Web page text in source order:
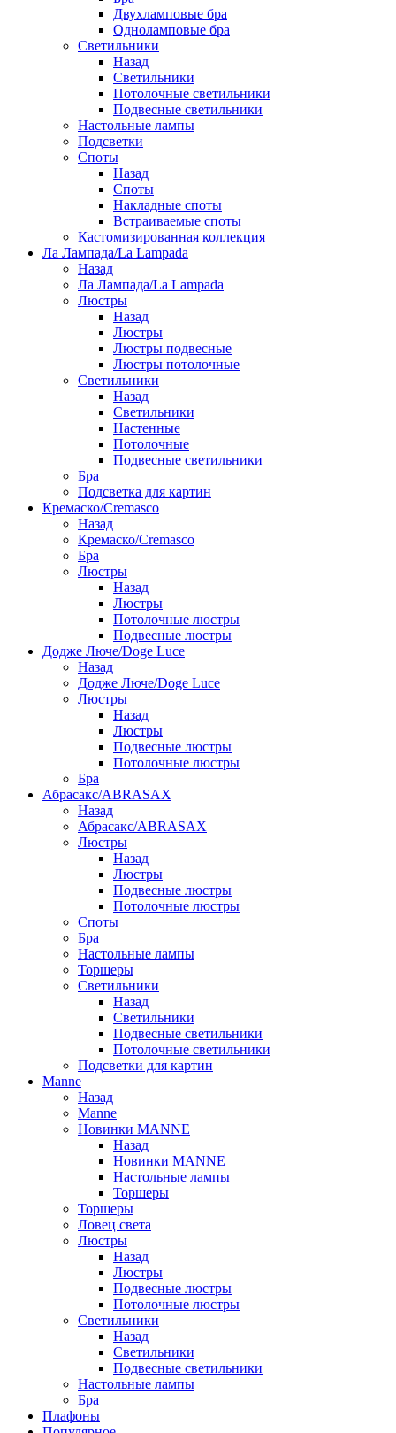
Двухламповые бра
Одноламповые бра
Светильники
Назад
Светильники
Потолочные светильники
Подвесные светильники
Настольные лампы
Подсветки
Споты
Назад
Споты
Накладные споты
Встраиваемые споты
Кастомизированная коллекция
Ла Лампада/La Lampada
Назад
Ла Лампада/La Lampada
Люстры
Назад
Люстры
Люстры подвесные
Люстры потолочные
Светильники
Назад
Светильники
Настенные
Потолочные
Подвесные светильники
Бра
Подсветка для картин
Кремаско/Cremasco
Назад
Кремаско/Cremasco
Бра
Люстры
Назад
Люстры
Потолочные люстры
Подвесные люстры
Додже Люче/Doge Luce
Назад
Додже Люче/Doge Luce
Люстры
Назад
Люстры
Подвесные люстры
Потолочные люстры
Бра
Абрасакс/ABRASAX
Назад
Абрасакс/ABRASAX
Люстры
Назад
Люстры
Подвесные люстры
Потолочные люстры
Споты
Бра
Настольные лампы
Торшеры
Светильники
Назад
Светильники
Подвесные светильники
Потолочные светильники
Подсветки для картин
Manne
Назад
Manne
Новинки MANNE
Назад
Новинки MANNE
Настольные лампы
Торшеры
Торшеры
Ловец света
Люстры
Назад
Люстры
Подвесные люстры
Потолочные люстры
Светильники
Назад
Светильники
Подвесные светильники
Настольные лампы
Бра
Плафоны